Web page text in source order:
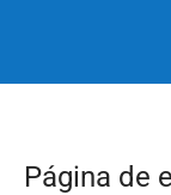
Página de